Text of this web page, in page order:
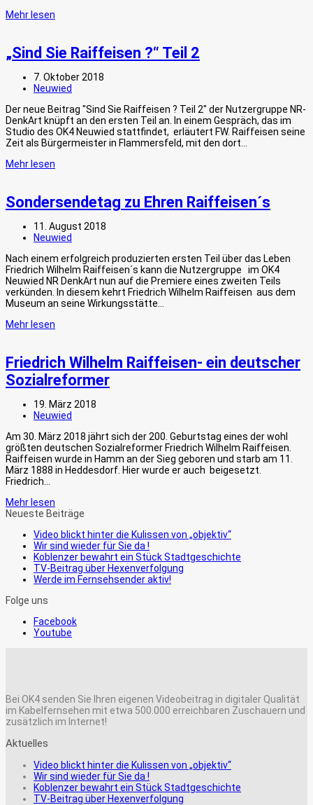
Mehr lesen
„Sind Sie Raiffeisen ?“ Teil 2
7. Oktober 2018
Neuwied
Der neue Beitrag "Sind Sie Raiffeisen ? Teil 2" der Nutzergruppe NR-
DenkArt knüpft an den ersten Teil an. In einem Gespräch, das im
Studio des OK4 Neuwied stattfindet, erläutert FW. Raiffeisen seine
Zeit als Bürgermeister in Flammersfeld, mit den dort…
Mehr lesen
Sondersendetag zu Ehren Raiffeisen´s
11. August 2018
Neuwied
Nach einem erfolgreich produzierten ersten Teil über das Leben
Friedrich Wilhelm Raiffeisen´s kann die Nutzergruppe im OK4
Neuwied NR DenkArt nun auf die Premiere eines zweiten Teils
verkünden. In diesem kehrt Friedrich Wilhelm Raiffeisen aus dem
Museum an seine Wirkungsstätte…
Mehr lesen
Friedrich Wilhelm Raiffeisen- ein deutscher
Sozialreformer
19. März 2018
Neuwied
Am 30. März 2018 jährt sich der 200. Geburtstag eines der wohl
größten deutschen Sozialreformer Friedrich Wilhelm Raiffeisen.
Raiffeisen wurde in Hamm an der Sieg geboren und starb am 11.
März 1888 in Heddesdorf. Hier wurde er auch beigesetzt.
Friedrich…
Mehr lesen
Neueste Beiträge
Video blickt hinter die Kulissen von „objektiv“
Wir sind wieder für Sie da !
Koblenzer bewahrt ein Stück Stadtgeschichte
TV-Beitrag über Hexenverfolgung
Werde im Fernsehsender aktiv!
Folge uns
Facebook
Youtube
Bei OK4 senden Sie Ihren eigenen Videobeitrag in digitaler Qualität
im Kabelfernsehen mit etwa 500.000 erreichbaren Zuschauern und
zusätzlich im Internet!
Aktuelles
Video blickt hinter die Kulissen von „objektiv“
Wir sind wieder für Sie da !
Koblenzer bewahrt ein Stück Stadtgeschichte
TV-Beitrag über Hexenverfolgung